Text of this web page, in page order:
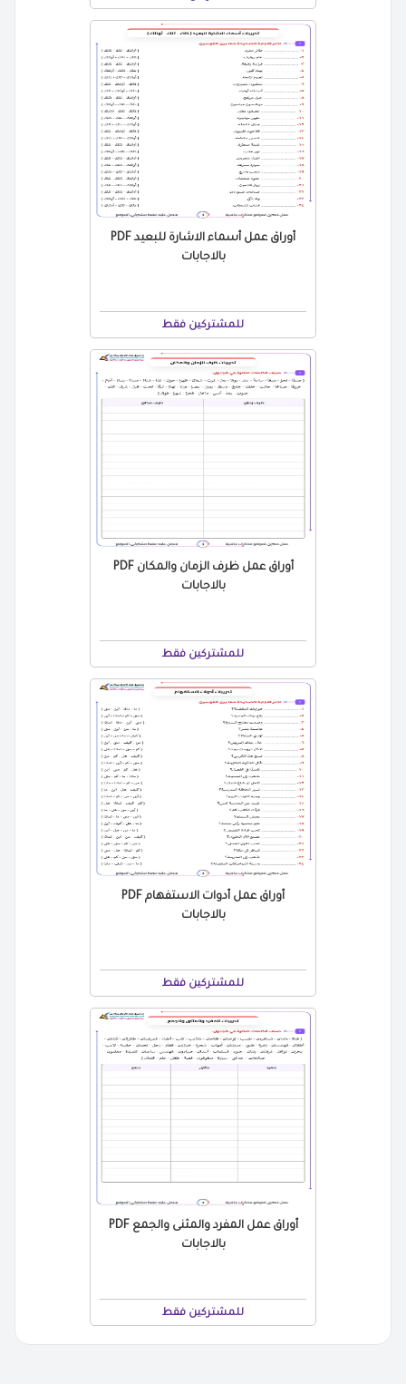
أوراق عمل أسماء الاشارة للبعيد PDF
بالاجابات
للمشتركين فقط
أوراق عمل ظرف الزمان والمكان PDF
بالاجابات
للمشتركين فقط
أوراق عمل أدوات الاستفهام PDF
بالاجابات
للمشتركين فقط
أوراق عمل المفرد والمثنى والجمع PDF
بالاجابات
للمشتركين فقط